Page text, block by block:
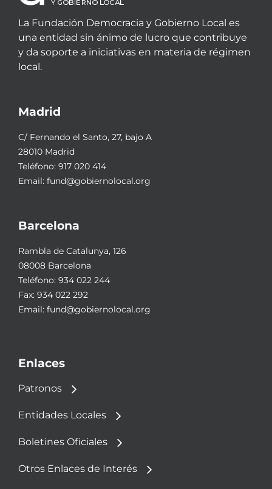
La Fundación Democracia y Gobierno Local es
una entidad sin ánimo de lucro que contribuye
y da soporte a iniciativas en materia de régimen
local.
Madrid
C/ Fernando el Santo, 27, bajo A
28010 Madrid
Teléfono: 917 020 414
Email: fund@gobiernolocal.org
Barcelona
Rambla de Catalunya, 126
08008 Barcelona
Teléfono: 934 022 244
Fax: 934 022 292
Email: fund@gobiernolocal.org
Enlaces
Patronos
Entidades Locales
Boletines Oficiales
Otros Enlaces de Interés